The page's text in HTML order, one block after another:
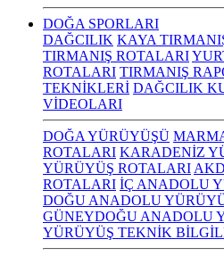
DOĞA SPORLARI
DAĞCILIK KAYA
TIRMANIŞ ROTALARI
ROTALARI TIRMANIŞ
TEKNİKLERİ DAĞCILIK
VİDEOLARI
DOĞA YÜRÜYÜŞÜ
ROTALARI KARADENİZ
YÜRÜYÜŞ ROTALARI
ROTALARI İÇ ANADOLU
DOĞU ANADOLU
GÜNEYDOĞU ANADOLU
YÜRÜYÜŞ TEKNİK